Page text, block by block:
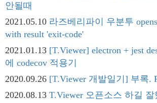
안될때
2021.05.10 라즈베리파이 우분투
with result 'exit-code'
2021.01.13 [T.Viewer] electron + jest
에 codecov 적용기
2020.09.26 [T.Viewer 개발일기] 부록.
2020.08.13 T.Viewer 오픈소스 하길 잘